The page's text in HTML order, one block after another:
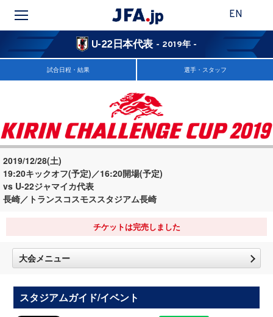
EN
U-22日本代表 - 2019年 -
試合日程・結果 選手・スタッフ
2019/12/28(土)
19:20キックオフ(予定)／16:20開場(予定)
vs U-22ジャマイカ代表
長崎／トランスコスモススタジアム長崎
チケットは完売しました
大会メニュー
スタジアムガイド/イベント